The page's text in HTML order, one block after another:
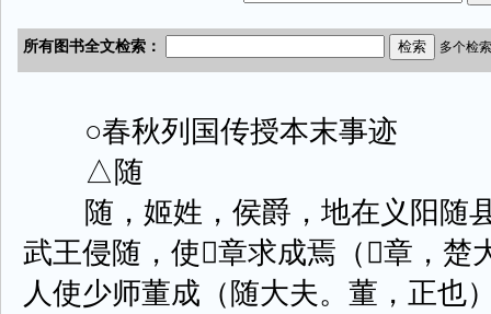
○春秋列国传授本末事迹
△随
随，姬姓，侯爵，地在义阳随
武王侵随，使章求成焉（章，楚
人使少师董成（随大夫。董，正也